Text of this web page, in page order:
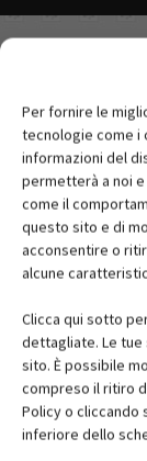
Per fornire le
tecnologie come i
informazioni del
permetterà a noi
come il
questo sito e di
acconsentire o
alcune
Clicca qui sotto
dettagliate. Le tue
sito. È possibile
compreso il ritiro
Policy o cliccando
inferiore dello